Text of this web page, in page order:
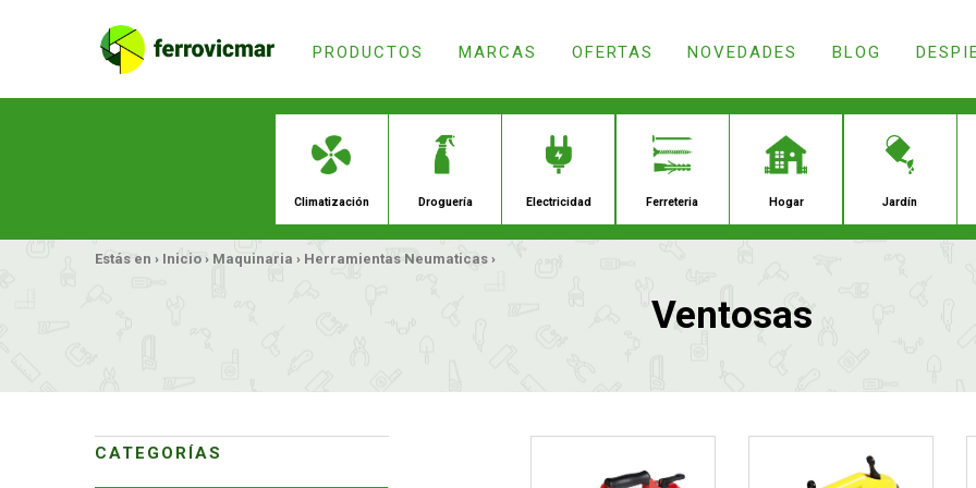
PRODUCTOS MARCAS OFERTAS NOVEDADES BLOG
Estás en › Inicio › Maquinaria › Herramientas Neumaticas ›
Ventosas
CATEGORÍAS